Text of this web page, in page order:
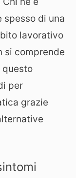
di una
lavorativo
si comprende
per
grazie